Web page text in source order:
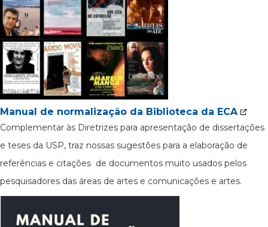
Manual de normalização da Biblioteca da ECA
Complementar às Diretrizes para apresentação de dissertações
e teses da USP, traz nossas sugestões para a elaboração de
referências e citações de documentos muito usados pelos
pesquisadores das áreas de artes e comunicações e artes.